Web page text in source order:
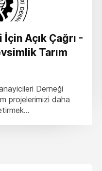
İçin Açık Çağrı -
Tarım
Derneği
projelerimizi daha